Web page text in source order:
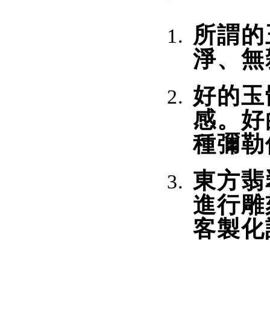
所謂
淨、
好的
感。
種彌
東方
進行
客製